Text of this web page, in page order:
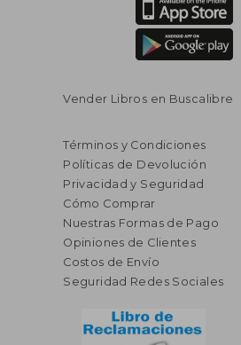
Vender Libros en Buscalibre
Términos y Condiciones
Políticas de Devolución
Privacidad y Seguridad
Cómo Comprar
Nuestras Formas de Pago
Opiniones de Clientes
Costos de Envío
Seguridad Redes Sociales